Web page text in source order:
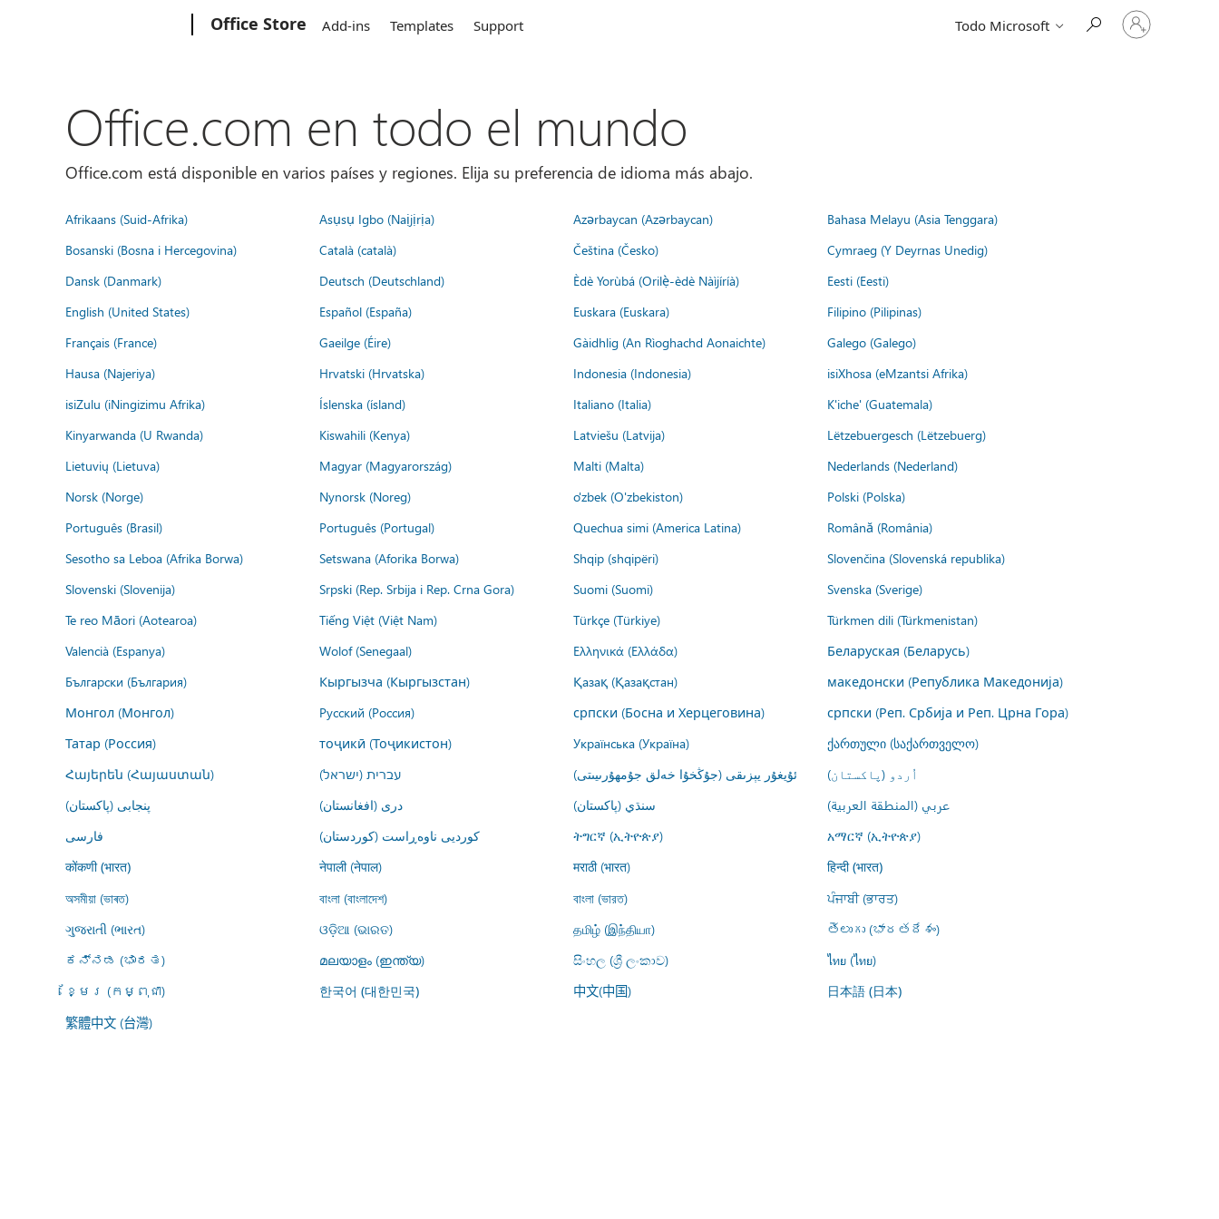
Office Store Add-ins Templates Support Todo Microsoft
Iniciar
sesión
Office.com en todo el mundo
Office.com está disponible en varios países y regiones. Elija su preferencia de idioma más abajo.
Afrikaans (Suid-Afrika) Asụsụ Igbo (Naịjịrịa) Azərbaycan (Azərbaycan)
Bahasa Melayu (Asia Tenggara)
Bosanski (Bosna i Hercegovina)
Català (català) Čeština (Česko)
Cymraeg (Y Deyrnas Unedig)
Dansk (Danmark)
Deutsch (Deutschland) Èdè Yorùbá (Orilẹ̀-èdè Nàìjíríà)
Eesti (Eesti)
English (United States)
Español (España) Euskara (Euskara)
Filipino (Pilipinas)
Français (France)
Gaeilge (Éire) Gàidhlig (An Rìoghachd Aonaichte)
Galego (Galego)
Hausa (Najeriya)
Hrvatski (Hrvatska) Indonesia (Indonesia)
isiXhosa (eMzantsi Afrika)
isiZulu (iNingizimu Afrika)
Íslenska (ísland) Italiano (Italia)
K'iche' (Guatemala)
Kinyarwanda (U Rwanda)
Kiswahili (Kenya) Latviešu (Latvija)
Lëtzebuergesch (Lëtzebuerg)
Lietuvių (Lietuva)
Magyar (Magyarország) Malti (Malta)
Nederlands (Nederland)
Norsk (Norge)
Nynorsk (Noreg) o'zbek (O'zbekiston)
Polski (Polska)
Português (Brasil)
Português (Portugal) Quechua simi (America Latina)
Română (România)
Sesotho sa Leboa (Afrika Borwa)
Setswana (Aforika Borwa) Shqip (shqipëri)
Slovenčina (Slovenská republika)
Slovenski (Slovenija)
Srpski (Rep. Srbija i Rep. Crna Gora) Suomi (Suomi)
Svenska (Sverige)
Te reo Māori (Aotearoa)
Tiếng Việt (Việt Nam) Türkçe (Türkiye)
Türkmen dili (Türkmenistan)
Valencià (Espanya)
Wolof (Senegaal) Ελληνικά (Ελλάδα)
Беларуская (Беларусь)
Български (България)
Кыргызча (Кыргызстан) Қазақ (Қазақстан)
македонски (Република Македонија)
Монгол (Монгол)
Русский (Россия) српски (Босна и Херцеговина)
српски (Реп. Србија и Реп. Црна Гора)
Татар (Россия)
тоҷикӣ (Тоҷикистон) Українська (Україна)
ქართული (საქართველო)
Հայերեն (Հայաստան)
עברית (ישראל) ئۇيغۇر يېزىقى (جۇڭخۇا خەلق جۇمھۇرىيىتى)
اُردو (پاکستان)
پنجابی (پاکستان)
درى (افغانستان) سنڌي (پاکستان)
عربي (المنطقة العربية)
فارسى
کوردیی ناوەڕاست (کوردستان) ትግርኛ (ኢትዮጵያ) አማርኛ (ኢትዮጵያ)
कोंकणी (भारत) नेपाली (नेपाल) मराठी (भारत) हिन्दी (भारत)
অসমীয়া (ভাৰত) বাংলা (বাংলাদেশ) বাংলা (ভারত)
ਪੰਜਾਬੀ (ਭਾਰਤ)
ગુજરાતી (ભારત)
ଓଡ଼ିଆ (ଭାରତ) தமிழ் (இந்தியா)
తెలుగు (భారతదేశం)
ಕನ್ನಡ (ಭಾರತ)
മലയാളം (ഇന്ത്യ) සිංහල (ශ්‍රී ලංකාව)
ไทย (ไทย)
ខ្មែរ (កម្ពុជា)
한국어 (대한민국) 中文(中国) 日本語 (日本)
繁體中文 (台灣)